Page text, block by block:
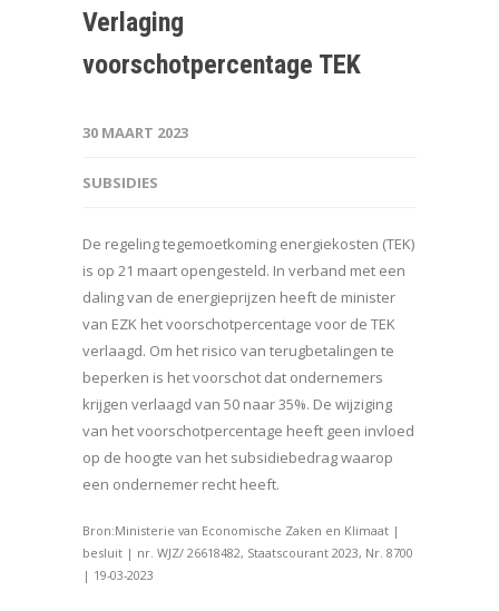
Verlaging
voorschotpercentage TEK
30 MAART 2023
SUBSIDIES
De regeling tegemoetkoming energiekosten (TEK)
is op 21 maart opengesteld. In verband met een
daling van de energieprijzen heeft de minister
van EZK het voorschotpercentage voor de TEK
verlaagd. Om het risico van terugbetalingen te
beperken is het voorschot dat ondernemers
krijgen verlaagd van 50 naar 35%. De wijziging
van het voorschotpercentage heeft geen invloed
op de hoogte van het subsidiebedrag waarop
een ondernemer recht heeft.
Bron:Ministerie van Economische Zaken en Klimaat |
besluit | nr. WJZ/ 26618482, Staatscourant 2023, Nr. 8700
| 19-03-2023